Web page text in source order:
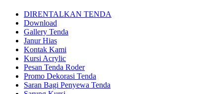
DIRENTALKAN TENDA
Download
Gallery Tenda
Janur Hias
Kontak Kami
Kursi Acrylic
Pesan Tenda Roder
Promo Dekorasi Tenda
Saran Bagi Penyewa Tenda